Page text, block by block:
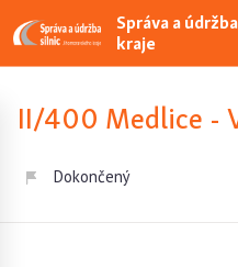
Správa a
kraje
II/400 Medlice -
Dokončený